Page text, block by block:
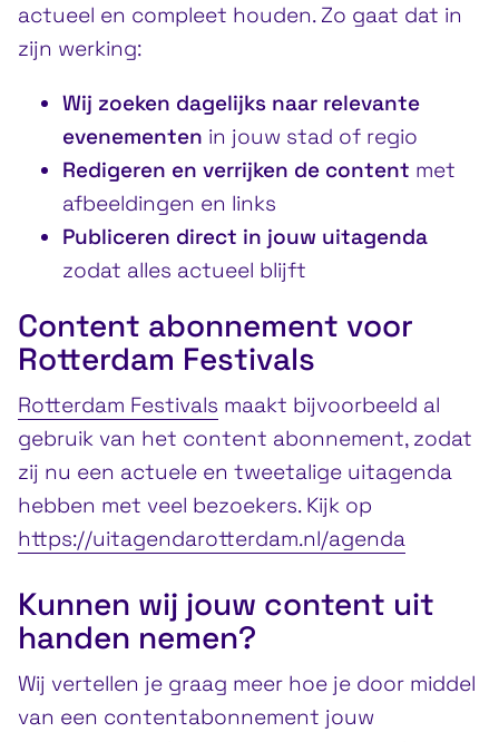
actueel en compleet houden. Zo gaat dat in
zijn werking:
Wij zoeken dagelijks naar relevante
evenementen in jouw stad of regio
Redigeren en verrijken de content met
afbeeldingen en links
Publiceren direct in jouw uitagenda
zodat alles actueel blijft
Content abonnement voor
Rotterdam Festivals
Rotterdam Festivals maakt bijvoorbeeld al
gebruik van het content abonnement, zodat
zij nu een actuele en tweetalige uitagenda
hebben met veel bezoekers. Kijk op
https://uitagendarotterdam.nl/agenda
Kunnen wij jouw content uit
handen nemen?
Wij vertellen je graag meer hoe je door middel
van een contentabonnement jouw